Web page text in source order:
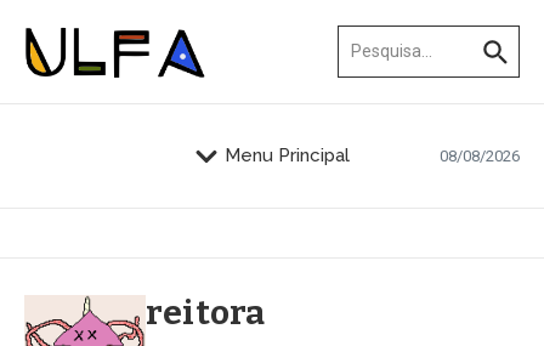
Menu Principal 08/08/2026
reitora